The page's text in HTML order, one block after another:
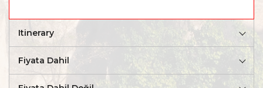
Itinerary
Fiyata Dahil